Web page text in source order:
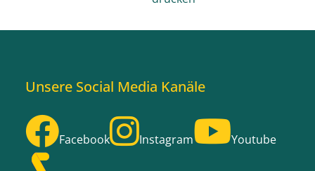
Unsere Social Media Kanäle
Facebook Instagram Youtube